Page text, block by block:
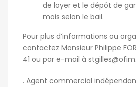
de loyer et le dépôt de
mois selon le bail.
Pour plus d’informations ou
contactez Monsieur Philippe
41 ou par e-mail à
. Agent commercial